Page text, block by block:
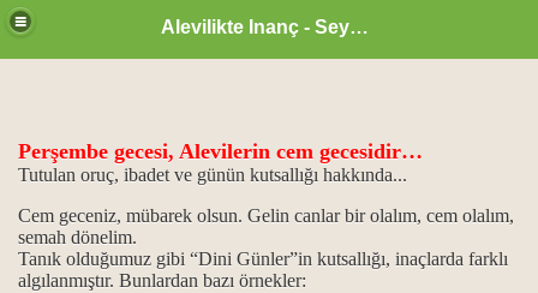
Alevilikte Inanç - Seyyid Hakkı
Perşembe gecesi, Alevilerin cem gecesidir…
Tutulan oruç, ibadet ve günün kutsallığı hakkında...
Cem geceniz, mübarek olsun. Gelin canlar bir olalım, cem olalım,
semah dönelim.
Tanık olduğumuz gibi “Dini Günler”in kutsallığı, inaçlarda farklı
algılanmıştır. Bunlardan bazı örnekler:
önemi
işlevi...